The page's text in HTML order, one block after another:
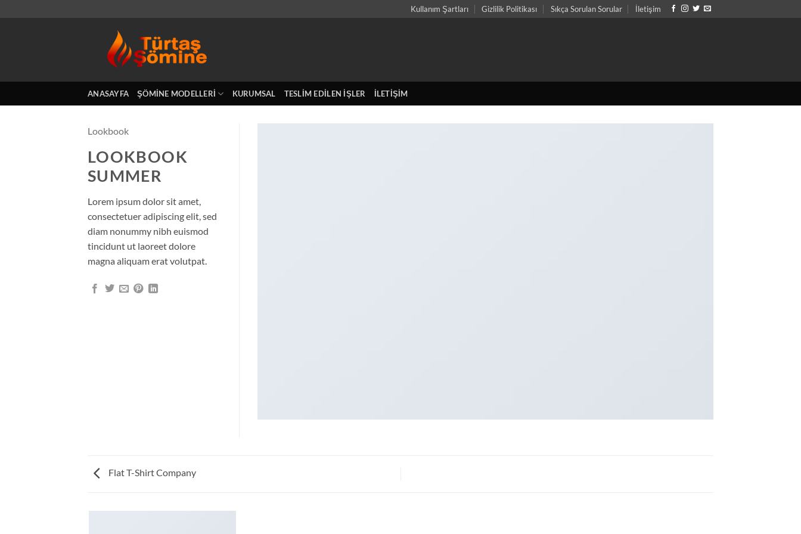
Kullanım Şartları Gizlilik Politikası Sıkça Sorulan Sorular İletişim
ANASAYFA ŞÖMINE MODELLERI KURUMSAL TESLIM EDILEN İŞLER İLETIŞIM
Lookbook
LOOKBOOK
SUMMER
Lorem ipsum dolor sit amet,
consectetuer adipiscing elit, sed
diam nonummy nibh euismod
tincidunt ut laoreet dolore
magna aliquam erat volutpat.
Flat T-Shirt Company